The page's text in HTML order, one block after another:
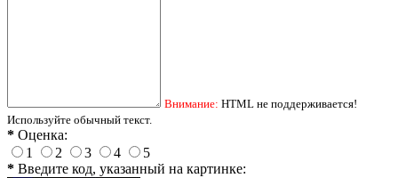
Внимание: HTML не поддерживается!
Используйте обычный текст.
* Оценка:
1
2 3 4
5
* Введите код, указанный на картинке: